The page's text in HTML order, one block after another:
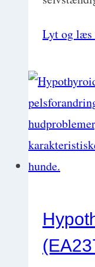
Lyt og læs